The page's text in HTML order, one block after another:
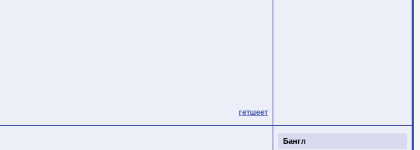
гетшеет
Бангл